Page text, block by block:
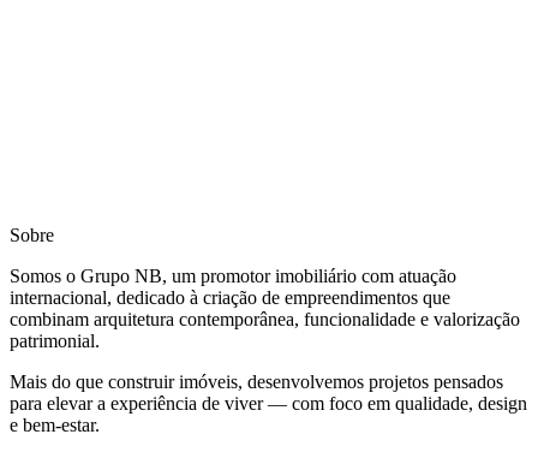
Sobre
Somos o Grupo NB, um promotor imobiliário com atuação
internacional, dedicado à criação de empreendimentos que
combinam arquitetura contemporânea, funcionalidade e valorização
patrimonial.
Mais do que construir imóveis, desenvolvemos projetos pensados
para elevar a experiência de viver — com foco em qualidade, design
e bem-estar.